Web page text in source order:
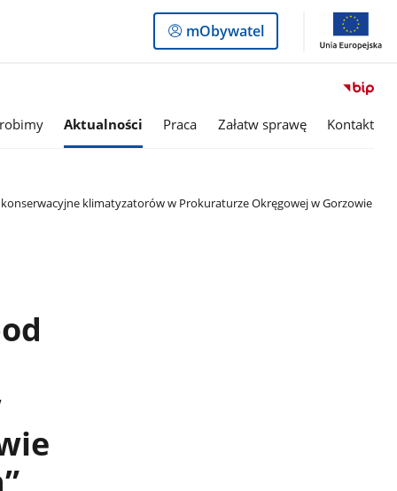
Logowanie
do
mObywatel
Aktualności Praca Załatw sprawę Kontakt
konserwacyjne klimatyzatorów w Prokuraturze Okręgowej w Gorzowie